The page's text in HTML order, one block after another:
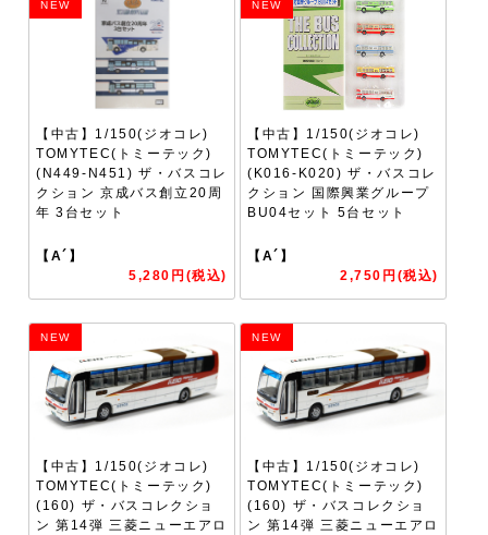
NEW
【中古】1/150(ジオコレ)
TOMYTEC(トミーテック)
(N449-N451) ザ・バスコレ
クション 京成バス創立20周
年 3台セット
【A´】
5,280円(税込)
NEW
【中古】1/150(ジオコレ)
TOMYTEC(トミーテック)
(K016-K020) ザ・バスコレ
クション 国際興業グループ
BU04セット 5台セット
【A´】
2,750円(税込)
NEW
【中古】1/150(ジオコレ)
TOMYTEC(トミーテック)
(160) ザ・バスコレクショ
ン 第14弾 三菱ニューエアロ
NEW
【中古】1/150(ジオコレ)
TOMYTEC(トミーテック)
(160) ザ・バスコレクショ
ン 第14弾 三菱ニューエアロ